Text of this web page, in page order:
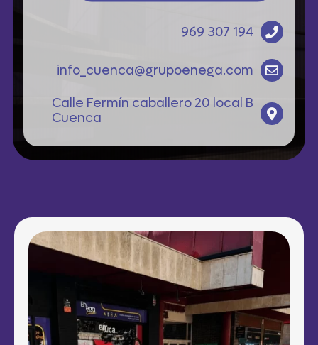
969 307 194
info_cuenca@grupoenega.com
Calle Fermín caballero 20 local B
Cuenca